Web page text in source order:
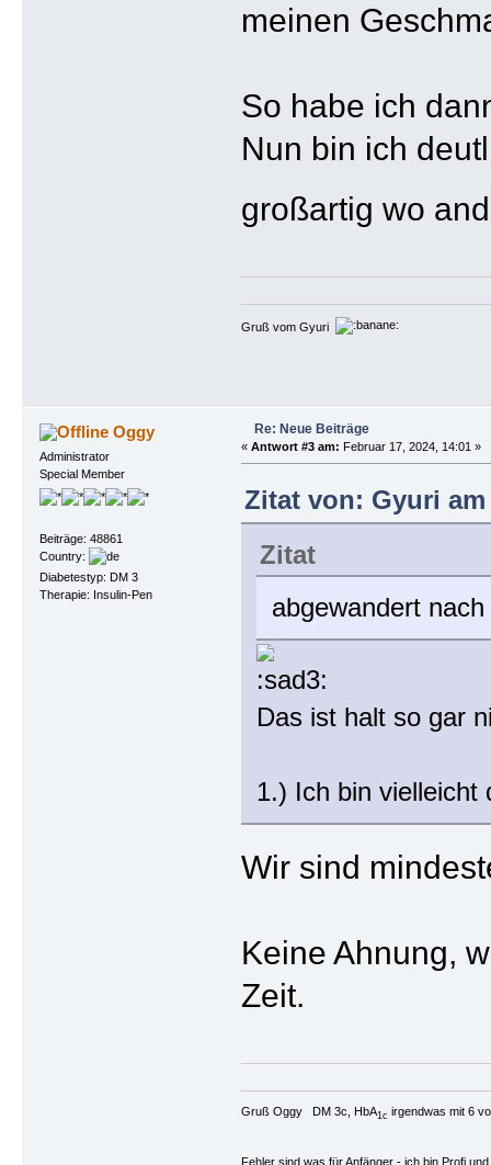
meinen
So habe ich
Nun bin ich
großartig wo
Gruß vom Gyuri
Oggy
Administrator
Special Member
Beiträge: 48861
Country:
Diabetestyp: DM 3
Therapie: Insulin-Pen
Re: Neue Beiträge
« Antwort #3 am: Februar 17, 2024, 14:01 »
Zitat von: Gyuri am
Zitat
abgewandert
Das ist halt so gar
1.) Ich bin vielleicht
Wir sind
Keine Ahnung,
Zeit.
Gruß Oggy DM 3c, HbA1c irgendwas mit 6
Fehler sind was für Anfänger - ich bin Profi